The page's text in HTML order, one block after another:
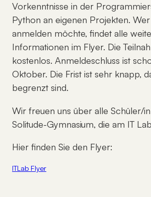
Vorkenntnisse in der
Python an eigenen Projekten.
anmelden möchte, findet alle
Informationen im Flyer. Die
kostenlos. Anmeldeschluss ist
Oktober. Die Frist ist sehr knapp,
begrenzt sind.
Wir freuen uns über alle Schüler/
Solitude-Gymnasium, die am IT
Hier finden Sie den Flyer:
ITLab Flyer